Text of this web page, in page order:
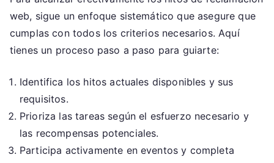
web, sigue un enfoque sistemático que asegure que
cumplas con todos los criterios necesarios. Aquí
tienes un proceso paso a paso para guiarte:
Identifica los hitos actuales disponibles y sus
requisitos.
Prioriza las tareas según el esfuerzo necesario y
las recompensas potenciales.
Participa activamente en eventos y completa